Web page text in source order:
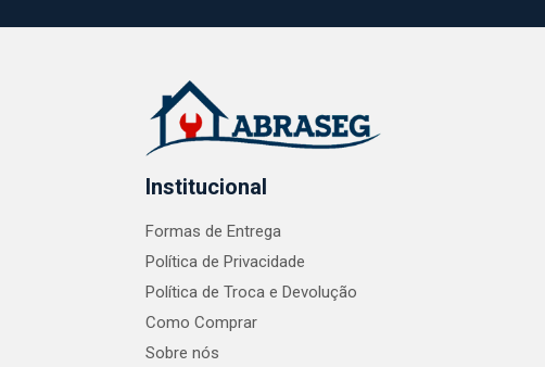
Institucional
Formas de Entrega
Política de Privacidade
Política de Troca e Devolução
Como Comprar
Sobre nós